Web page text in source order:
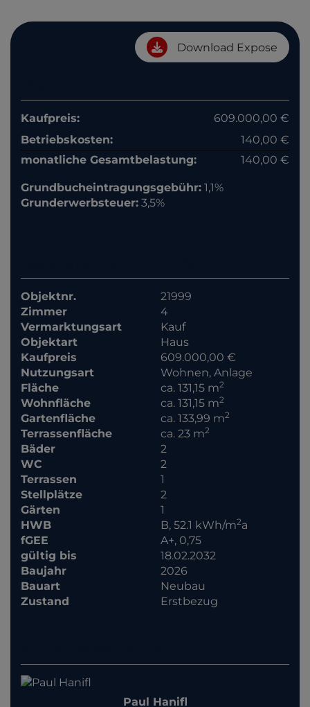
Download Expose
Kaufpreis:
609.000,00 €
Betriebskosten:
140,00 €
monatliche Gesamtbelastung:
140,00 €
Grundbucheintragungsgebühr: 1,1%
Grunderwerbsteuer: 3,5%
Objektnr.
21999
Zimmer
4
Vermarktungsart
Kauf
Objektart
Haus
Kaufpreis
609.000,00 €
Nutzungsart
Wohnen Anlage
Fläche
ca. 131,15 m2
Wohnfläche ca. 131,15 m2
Gartenfläche ca. 133,99 m2
Terrassenfläche ca. 23 m2
Bäder
2
WC
2
Terrassen
1
Stellplätze
2
Gärten
1
HWB
B, 52.1 kWh/m2a
fGEE
A+, 0,75
gültig bis
18.02.2032
Baujahr
2026
Bauart
Neubau
Zustand
Erstbezug
Paul Hanifl